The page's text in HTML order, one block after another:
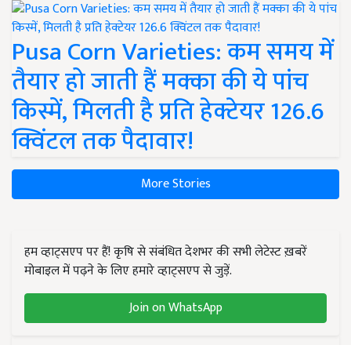
Pusa Corn Varieties: कम समय में
तैयार हो जाती हैं मक्का की ये पांच
किस्में, मिलती है प्रति हेक्टेयर 126.6
क्विंटल तक पैदावार!
More Stories
हम व्हाट्सएप पर हैं! कृषि से संबंधित देशभर की सभी लेटेस्ट ख़बरें
मोबाइल में पढ़ने के लिए हमारे व्हाट्सएप से जुड़ें.
Join on WhatsApp